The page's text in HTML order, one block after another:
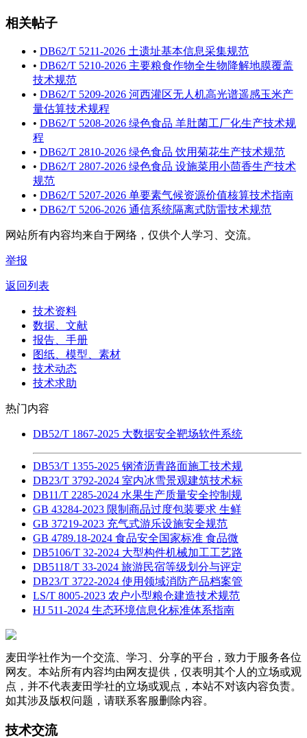
相关帖子
• DB62/T 5211-2026 土遗址基本信息采集规范
• DB62/T 5210-2026 主要粮食作物全生物降解地膜覆盖
技术规范
• DB62/T 5209-2026 河西灌区无人机高光谱遥感玉米产
量估算技术规程
• DB62/T 5208-2026 绿色食品 羊肚菌工厂化生产技术规
程
• DB62/T 2810-2026 绿色食品 饮用菊花生产技术规范
• DB62/T 2807-2026 绿色食品 设施菜用小茴香生产技术
规范
• DB62/T 5207-2026 单要素气候资源价值核算技术指南
• DB62/T 5206-2026 通信系统隔离式防雷技术规范
网站所有内容均来自于网络，仅供个人学习、交流。
举报
返回列表
技术资料
数据、文献
报告、手册
图纸、模型、素材
技术动态
技术求助
热门内容
DB52/T 1867-2025 大数据安全靶场软件系统
DB53/T 1355-2025 钢渣沥青路面施工技术规
DB23/T 3792-2024 室内冰雪景观建筑技术标
DB11/T 2285-2024 水果生产质量安全控制规
GB 43284-2023 限制商品过度包装要求 生鲜
GB 37219-2023 充气式游乐设施安全规范
GB 4789.18-2024 食品安全国家标准 食品微
DB5106/T 32-2024 大型构件机械加工工艺路
DB5118/T 33-2024 旅游民宿等级划分与评定
DB23/T 3722-2024 使用领域消防产品档案管
LS/T 8005-2023 农户小型粮仓建造技术规范
HJ 511-2024 生态环境信息化标准体系指南
麦田学社作为一个交流、学习、分享的平台，致力于服务各位
网友。本站所有内容均由网友提供，仅表明其个人的立场或观
点，并不代表麦田学社的立场或观点，本站不对该内容负责。
如其涉及版权问题，请联系客服删除内容。
技术交流